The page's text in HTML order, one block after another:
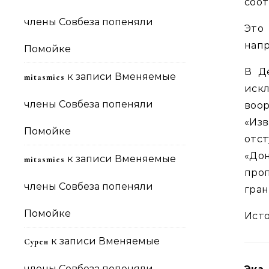
члены Совбеза попеняли
Помойке
mitasmies к записи Вменяемые
члены Совбеза попеняли
Помойке
mitasmies к записи Вменяемые
члены Совбеза попеняли
Помойке
Сурен к записи Вменяемые
В